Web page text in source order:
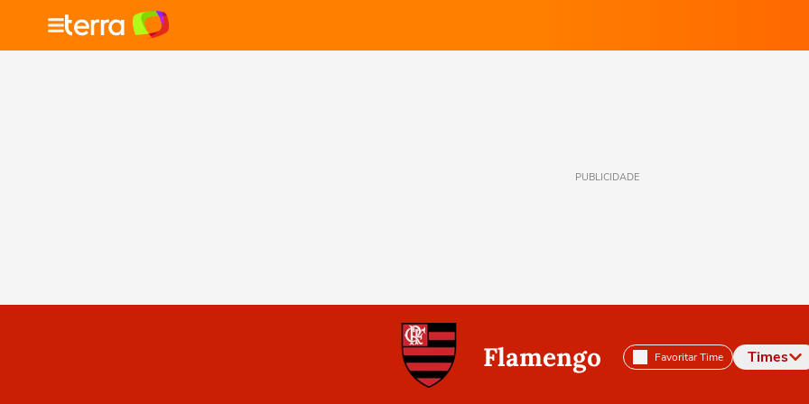
PUBLICIDADE
Flamengo Favoritar Time Times